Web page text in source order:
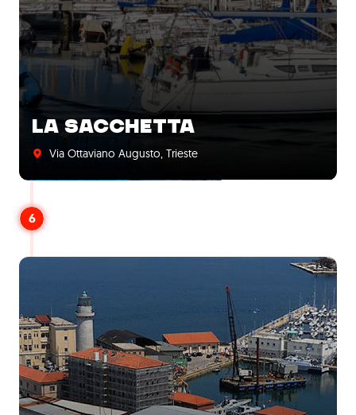
LA SACCHETTA
Via Ottaviano Augusto, Trieste
6